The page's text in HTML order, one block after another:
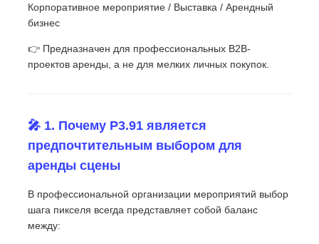
Наружный светодиодный рекламный щит
Корпоративное мероприятие / Выставка / Арендный
бизнес
👉 Предназначен для профессиональных B2B-
проектов аренды, а не для мелких личных покупок.
🎤 1. Почему P3.91 является
предпочтительным выбором для
аренды сцены
В профессиональной организации мероприятий выбор
шага пикселя всегда представляет собой баланс
между: